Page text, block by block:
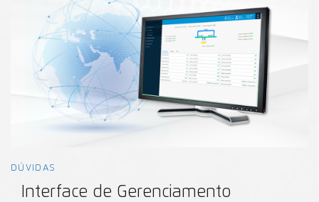
DÚVIDAS
Interface de Gerenciamento